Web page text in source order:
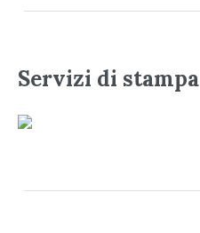
Servizi di stampa